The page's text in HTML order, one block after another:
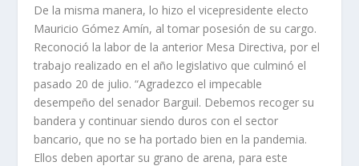
De la misma manera, lo hizo el vicepresidente electo
Mauricio Gómez Amín, al tomar posesión de su cargo.
Reconoció la labor de la anterior Mesa Directiva, por el
trabajo realizado en el año legislativo que culminó el
pasado 20 de julio. “Agradezco el impecable
desempeño del senador Barguil. Debemos recoger su
bandera y continuar siendo duros con el sector
bancario, que no se ha portado bien en la pandemia.
Ellos deben aportar su grano de arena, para este